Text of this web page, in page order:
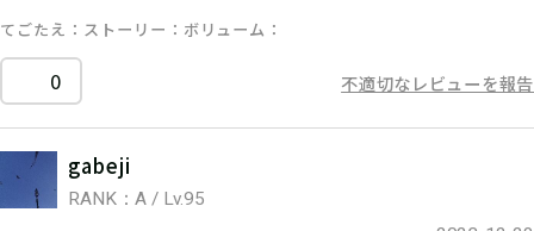
てごたえ ストーリー ボリューム
0 不適切なレビューを報告
gabeji
RANK：A / Lv.95